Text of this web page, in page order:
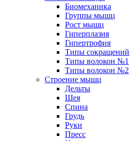
Биомеханика
Группы мышц
Рост мышц
Гиперплазия
Гипертрофия
Типы сокращений
Типы волокон №1
Типы волокон №2
Строение мышц
Дельты
Шея
Спина
Грудь
Руки
Пресс